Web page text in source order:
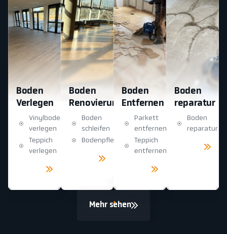
Boden
Verlegen
Vinylboden
verlegen
Teppich
verlegen
Boden
Renovierung
Boden
schleifen
Bodenpflege
Boden
Entfernen
Parkett
entfernen
Teppich
entfernen
Boden
reparatur
Boden
reparatur
Mehr sehen